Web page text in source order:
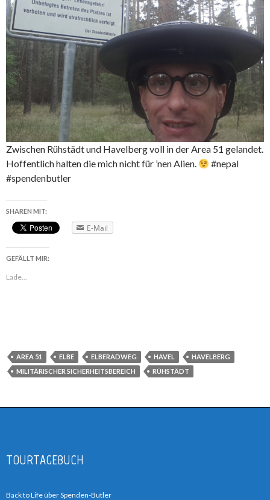
Zwischen Rühstädt und Havelberg voll in der Area 51 gelandet.
Hoffentlich halten die mich nicht für ’nen Alien.
#nepal
#spendenbutler
SHAREN MIT:
E-Mail
GEFÄLLT MIR:
Lade...
AREA 51 ELBE ELBERADWEG HAVEL
HAVELBERG
MILITÄRISCHER SICHERHEITSBEREICH
RÜHSTÄDT
TOURTAGEBUCH
Back to Life über Spenden-Butler